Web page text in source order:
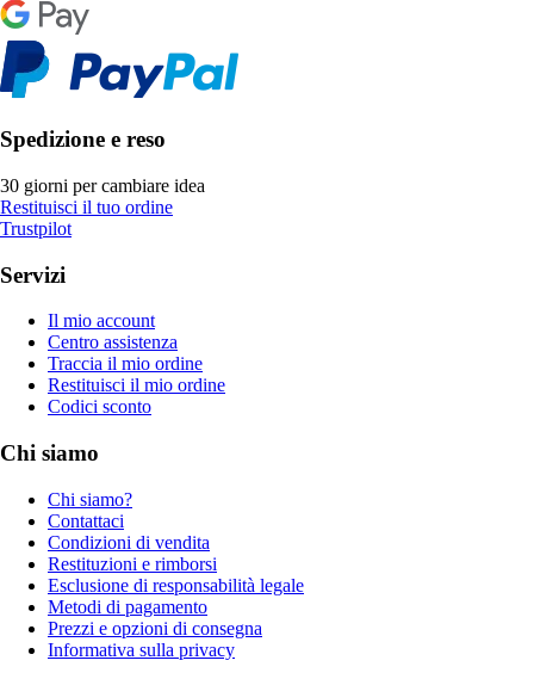
Spedizione e reso
30 giorni per cambiare idea
Restituisci il tuo ordine
Trustpilot
Servizi
Il mio account
Centro assistenza
Traccia il mio ordine
Restituisci il mio ordine
Codici sconto
Chi siamo
Chi siamo?
Contattaci
Condizioni di vendita
Restituzioni e rimborsi
Esclusione di responsabilità legale
Metodi di pagamento
Prezzi e opzioni di consegna
Informativa sulla privacy